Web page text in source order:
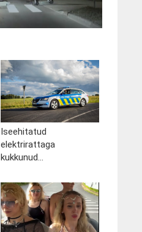
Iseehitatud
elektrirattaga
kukkunud...